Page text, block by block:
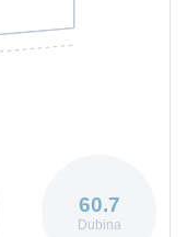
60.7
Dubina